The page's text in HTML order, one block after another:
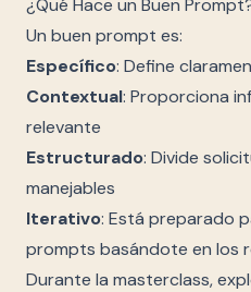
¿Qué Hace un Buen
Un buen prompt es:
Específico: Define
Contextual: Proporciona
relevante
Estructurado: Divide
manejables
Iterativo: Está preparado
prompts basándote en los
Durante la masterclass,